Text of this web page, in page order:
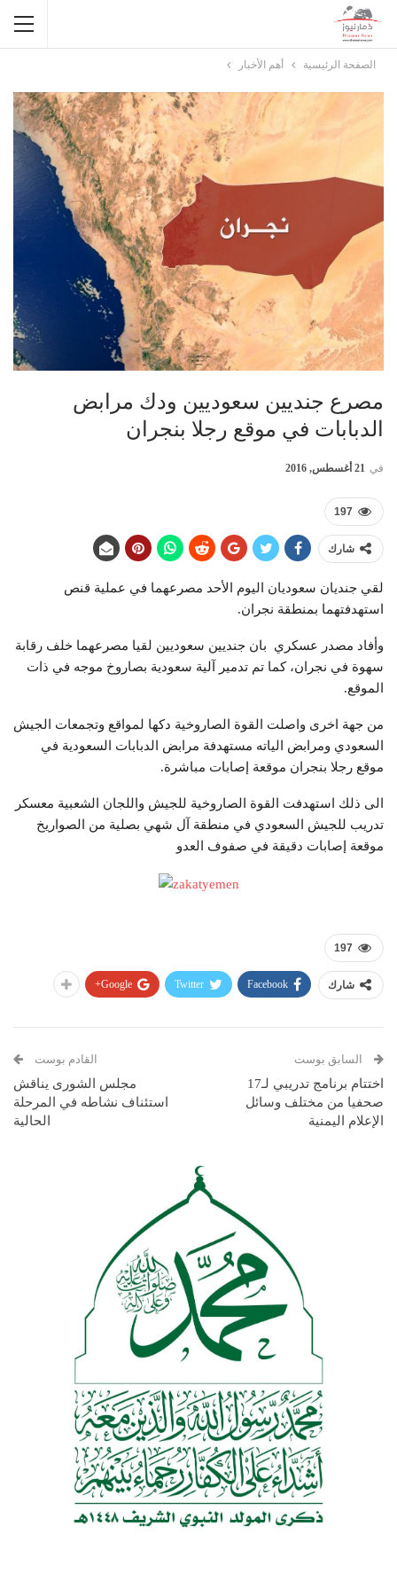
الصفحة الرئيسية أهم الأخبار
مصرع جنديين سعوديين ودك مرابض
الدبابات في موقع رجلا بنجران
في 21 أغسطس, 2016
197
شارك
لقي جنديان سعوديان اليوم الأحد مصرعهما في عملية قنص
استهدفتهما بمنطقة نجران.
وأفاد مصدر عسكري بان جنديين سعوديين لقيا مصرعهما خلف رقابة
سهوة في نجران، كما تم تدمير آلية سعودية بصاروخ موجه في ذات
الموقع.
من جهة اخرى واصلت القوة الصاروخية دكها لمواقع وتجمعات الجيش
السعودي ومرابض الياته مستهدفة مرابض الدبابات السعودية في
موقع رجلا بنجران موقعة إصابات مباشرة.
الى ذلك استهدفت القوة الصاروخية للجيش واللجان الشعبية معسكر
تدريب للجيش السعودي في منطقة آل شهي بصلية من الصواريخ
موقعة إصابات دقيقة في صفوف العدو
197
شارك Facebook
Twitter
Google+
السابق بوست
اختتام برنامج تدريبي لـ17
صحفيا من مختلف وسائل
الإعلام اليمنية
القادم بوست
مجلس الشورى يناقش
استئناف نشاطه في المرحلة
الحالية